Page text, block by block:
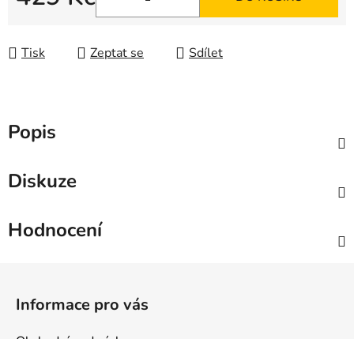
Tisk Zeptat se Sdílet
Popis
Diskuze
Hodnocení
Informace pro vás